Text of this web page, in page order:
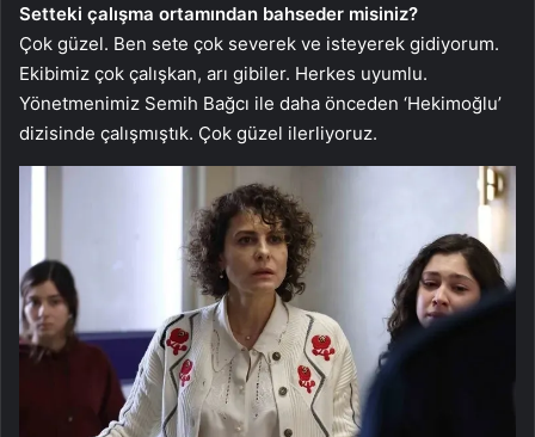
Setteki çalışma ortamından bahseder misiniz?
Çok güzel. Ben sete çok severek ve isteyerek gidiyorum.
Ekibimiz çok çalışkan, arı gibiler. Herkes uyumlu.
Yönetmenimiz Semih Bağcı ile daha önceden ‘Hekimoğlu’
dizisinde çalışmıştık. Çok güzel ilerliyoruz.